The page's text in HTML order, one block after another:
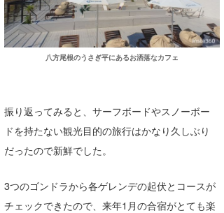
八方尾根のうさぎ平にあるお洒落なカフェ
振り返ってみると、サーフボードやスノーボー
ドを持たない観光目的の旅行はかなり久しぶり
だったので新鮮でした。
3つのゴンドラから各ゲレンデの起伏とコースが
チェックできたので、来年1月の合宿がとても楽